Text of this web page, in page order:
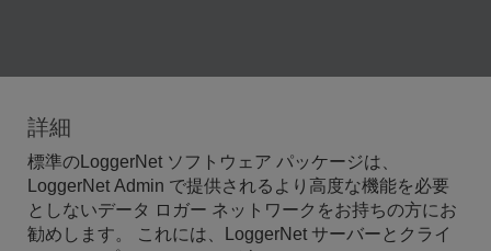
詳細
標準のLoggerNet ソフトウェア パッケージは、
LoggerNet Admin で提供されるより高度な機能を必要
としないデータ ロガー ネットワークをお持ちの方にお
勧めします。 これには、LoggerNet サーバーとクライ